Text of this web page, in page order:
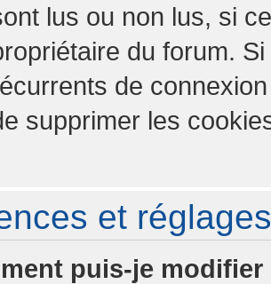
lus ou non lus, si
du forum.
de
supprimer les
et
puis-je modifier